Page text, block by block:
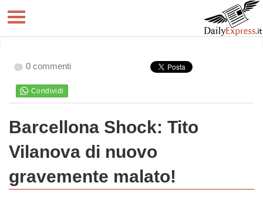
0 commenti
Barcellona Shock: Tito
Vilanova di nuovo
gravemente malato!